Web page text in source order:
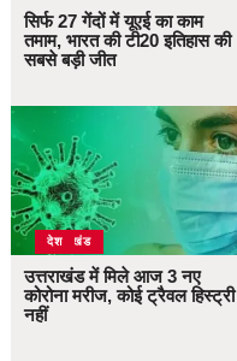
सिर्फ 27 गेंदों में यूएई का काम
तमाम, भारत की टी20 इतिहास की
सबसे बड़ी जीत
उत्तराखंड
देश
उत्तराखंड में मिले आज 3 नए
कोरोना मरीज, कोई ट्रैवल हिस्ट्री
नहीं